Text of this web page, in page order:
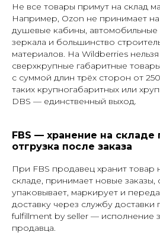
Не все товары примут на склад
Например, Ozon не принимает
душевые кабины, автомобильные
зеркала и большинство
материалов. На Wildberries
сверхкрупные габаритные
с суммой длин трёх сторон от
таких крупногабаритных или
DBS — единственный выход.
FBS — хранение на складе
отгрузка после заказа
При FBS продавец хранит товар
складе, принимает новые заказы,
упаковывает, маркирует и
доставку через службу доставки
fulfillment by seller — исполнение
продавца.